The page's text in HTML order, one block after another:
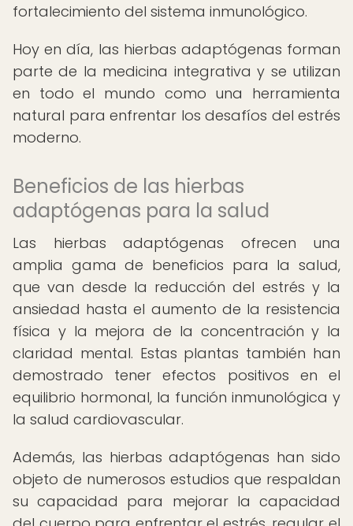
fortalecimiento del sistema inmunológico.
Hoy en día, las hierbas adaptógenas forman
parte de la medicina integrativa y se utilizan
en todo el mundo como una herramienta
natural para enfrentar los desafíos del estrés
moderno.
Beneficios de las hierbas
adaptógenas para la salud
Las hierbas adaptógenas ofrecen una
amplia gama de beneficios para la salud,
que van desde la reducción del estrés y la
ansiedad hasta el aumento de la resistencia
física y la mejora de la concentración y la
claridad mental. Estas plantas también han
demostrado tener efectos positivos en el
equilibrio hormonal, la función inmunológica y
la salud cardiovascular.
Además, las hierbas adaptógenas han sido
objeto de numerosos estudios que respaldan
su capacidad para mejorar la capacidad